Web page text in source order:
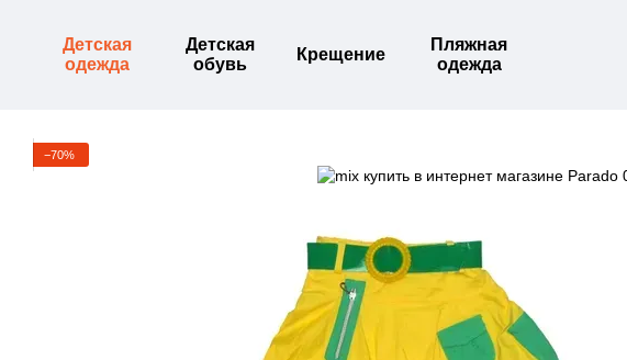
Детская
одежда
Детская
обувь
Крещение
Пляжная
одежда
−70%